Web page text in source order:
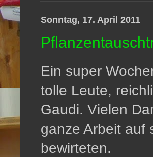
Sonntag, 17. April 2011
Ein super
tolle Leute,
Gaudi. Vielen
ganze Arbeit auf
bewirteten.